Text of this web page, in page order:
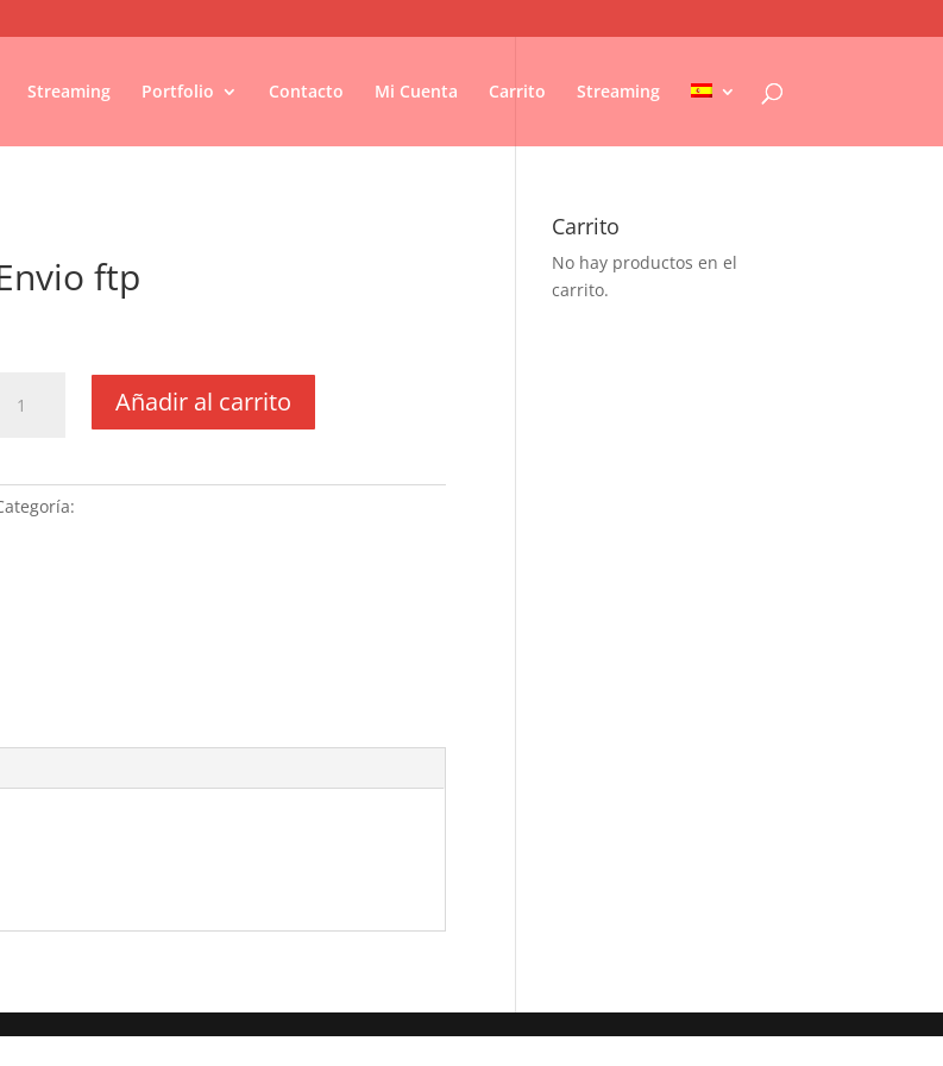
Streaming Portfolio Contacto Mi Cuenta Carrito Streaming
ftp
Añadir al carrito
Carrito
No hay productos en el
carrito.